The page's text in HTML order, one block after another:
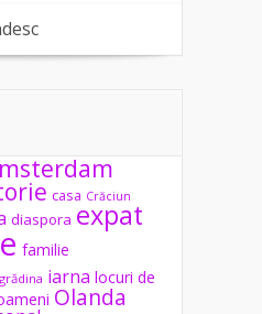
casa Crăciun
diaspora expat
familie
grădina iarna locuri de
Olanda